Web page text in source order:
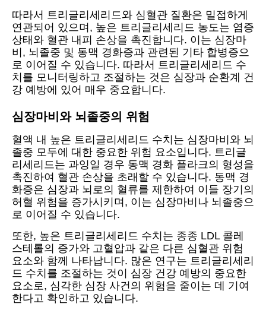
따라서 트리글리세리드와 심혈관 질환은 밀접하게
연관되어 있으며, 높은 트리글리세리드 농도는 염증
상태와 혈관 내피 손상을 촉진합니다. 이는 심장마
비, 뇌졸중 및 동맥 경화증과 관련된 기타 합병증으
로 이어질 수 있습니다. 따라서 트리글리세리드 수
치를 모니터링하고 조절하는 것은 심장과 순환계 건
강 예방에 있어 매우 중요합니다.
심장마비와 뇌졸중의 위험
혈액 내 높은 트리글리세리드 수치는 심장마비와 뇌
졸중 모두에 대한 중요한 위험 요소입니다. 트리글
리세리드는 과잉일 경우 동맥 경화 플라크의 형성을
촉진하여 혈관 손상을 초래할 수 있습니다. 동맥 경
화증은 심장과 뇌로의 혈류를 제한하여 이들 장기의
허혈 위험을 증가시키며, 이는 심장마비나 뇌졸중으
로 이어질 수 있습니다.
또한, 높은 트리글리세리드 수치는 종종 LDL 콜레
스테롤의 증가와 고혈압과 같은 다른 심혈관 위험
요소와 함께 나타납니다. 많은 연구는 트리글리세리
드 수치를 조절하는 것이 심장 건강 예방의 중요한
요소로, 심각한 심장 사건의 위험을 줄이는 데 기여
한다고 확인하고 있습니다.